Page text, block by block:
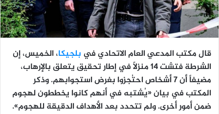
قال مكتب المدعي العام الاتحادي في بلجيكا، الخميس، إن
الشرطة فتشت 14 منزلاً في إطار تحقيق يتعلق بالإرهاب،
مضيفاً أن 7 أشخاص احتُجزوا بغرض استجوابهم. وذكر
المكتب في بيان «يُشتبه في أنهم كانوا يخططون لهجوم
ضمن أمور أخرى. ولم تتحدد بعد الأهداف الدقيقة للهجوم».